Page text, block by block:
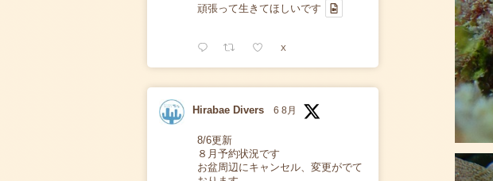
頑張って生きてほしいです
X
Hirabae Divers 6 8月
8/6更新
８月予約状況です
お盆周辺にキャンセル、変更がでて